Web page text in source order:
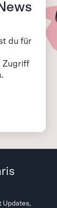
du für
Zugriff
Updates,